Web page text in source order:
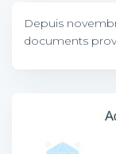
Depuis
documents